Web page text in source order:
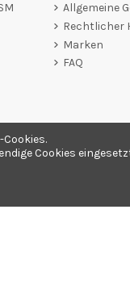
Allgemeine
Rechtlicher
Marken
FAQ
für Garantierte
nur ab 18 Jahren.
Cookies